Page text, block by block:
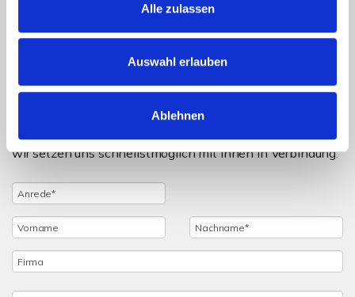
Alle zulassen
Auswahl erlauben
Ablehnen
Objektanfrage
Sie haben noch Fragen zu dem Angebot oder wollen
einen Besichtigungstermin vereinbaren, dann füllen Sie
wir setzen uns schnellstmöglich mit Ihnen in Verbindung.